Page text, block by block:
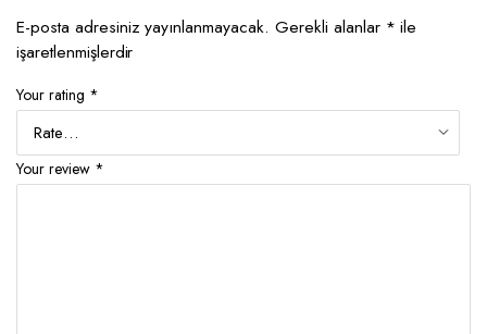
E-posta adresiniz yayınlanmayacak. Gerekli alanlar * ile
işaretlenmişlerdir
Your rating *
Your review *